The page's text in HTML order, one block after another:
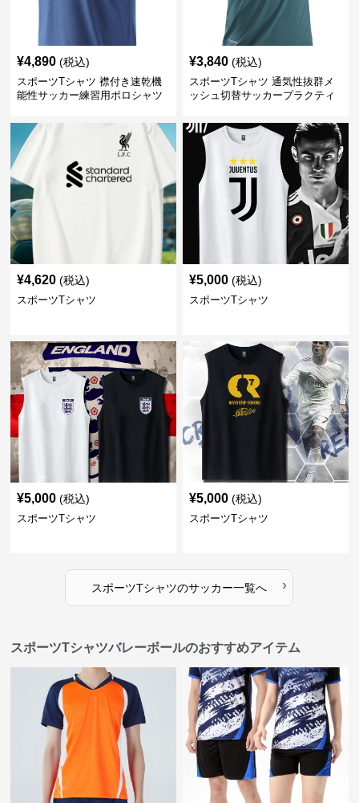
¥4,890 (税込)
スポーツTシャツ 襟付き速乾機
能性サッカー練習用ポロシャツ
¥3,840 (税込)
スポーツTシャツ 通気性抜群メ
ッシュ切替サッカープラクティ
¥4,620 (税込)
スポーツTシャツ
¥5,000 (税込)
スポーツTシャツ
¥5,000 (税込)
スポーツTシャツ
¥5,000 (税込)
スポーツTシャツ
スポーツTシャツのサッカー一覧へ ›
スポーツTシャツバレーボールのおすすめアイテム